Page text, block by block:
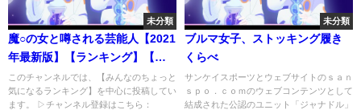
未分類
魔○の女と噂される芸能人【2021
年最新版】【ランキング】【比
較】
このチャンネルでは、【みんなのちょっと
気になるランキング】を中心に投稿してい
ます。 ▷チャンネル登録はこちら：
未分類
ブルマ女子、ストッキング履き
くらべ
サンケイスポーツとウェブサイトのｓａｎ
ｓｐｏ．ｃｏｍのウェブコンテンツとして
結成された公認のユニット「ジャナドル」